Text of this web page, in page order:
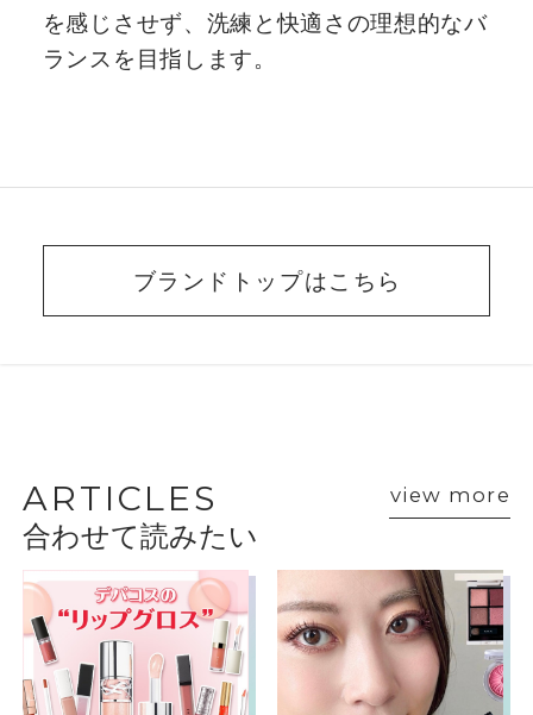
を感じさせず、洗練と快適さの理想的なバ
ランスを目指します。
ブランドトップはこちら
VOICE
ショップスタッフ・ブランド担当者のおすす
めをご紹介
ボビイ ブラウン
kawamura
DEPACO BA
釣川
ARTICLES view more
合わせて読みたい